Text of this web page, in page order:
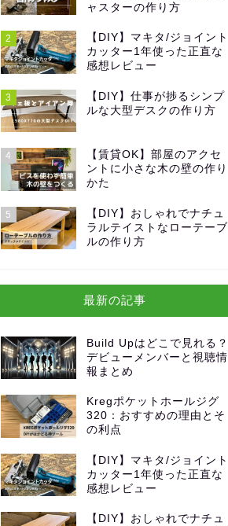
ャスターの作り方
2
【DIY】マキタ/ジョイント
カッター1年使った正直な
感想レビュー
3
【DIY】仕事が捗るシンプ
ルな大型デスクの作り方
4
【賃貸OK】部屋のアクセ
ントに小さな木の壁の作り
かた
5
【DIY】おしゃれでナチュ
ラルテイストなローテーブ
ルの作り方
最新の記事
Build Upはどこで見れる？
デビューメンバーと視聴情
報まとめ
Kregポケットホールジグ
320：おすすめの理由とそ
の利点
【DIY】マキタ/ジョイント
カッター1年使った正直な
感想レビュー
【DIY】おしゃれでナチュ